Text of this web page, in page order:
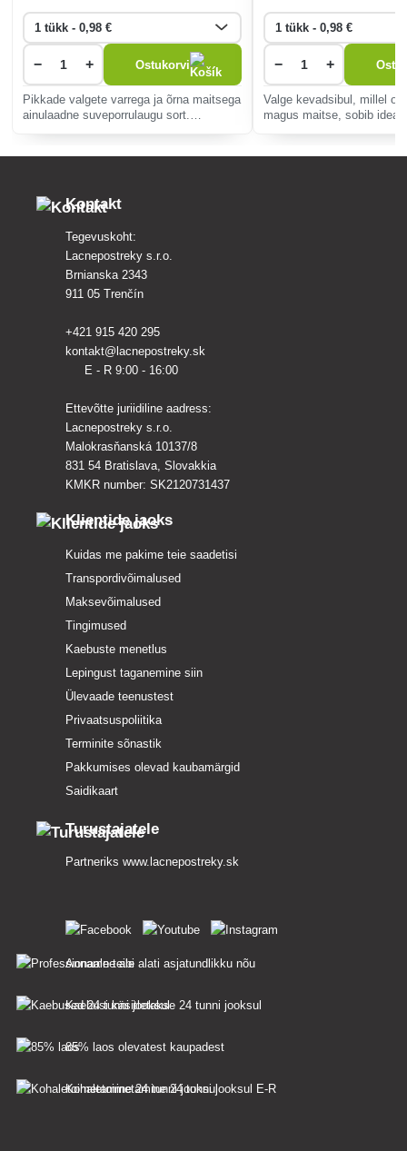
− + Ostukorvi
Pikkade valgete varrega ja õrna maitsega
ainulaadne suveporrulaugu sort.
− +
Valge kevadsibul, millel on
magus maitse, sobib
Kontakt
Tegevuskoht:
Lacnepostreky s.r.o.
Brnianska 2343
911 05 Trenčín
+421 915 420 295
kontakt@lacnepostreky.sk
E - R 9:00 - 16:00
Ettevõtte juriidiline aadress:
Lacnepostreky s.r.o.
Malokrasňanská 10137/8
831 54 Bratislava, Slovakkia
KMKR number: SK2120731437
Klientide jaoks
Kuidas me pakime teie saadetisi
Transpordivõimalused
Maksevõimalused
Tingimused
Kaebuste menetlus
Lepingust taganemine siin
Ülevaade teenustest
Privaatsuspoliitika
Terminite sõnastik
Pakkumises olevad kaubamärgid
Saidikaart
Turustajatele
Partneriks www.lacnepostreky.sk
Anname teile alati asjatundlikku nõu
Kaebusi käsitletakse 24 tunni jooksul
85% laos olevatest kaupadest
Kohaletoimetamine 24 tunni jooksul E-R